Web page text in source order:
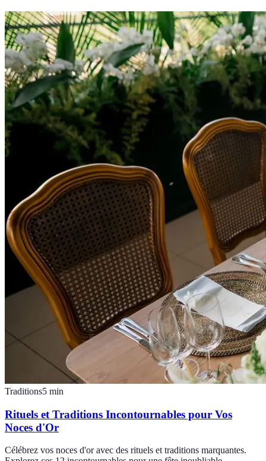
Traditions5 min
Rituels et Traditions Incontournables pour Vos
Noces d'Or
Célébrez vos noces d'or avec des rituels et traditions marquantes.